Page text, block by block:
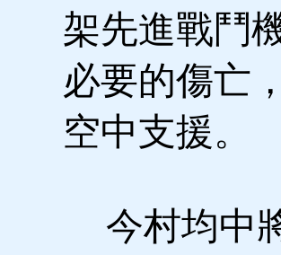
架先進戰鬥
必要的傷亡
空中支援。
今村均中